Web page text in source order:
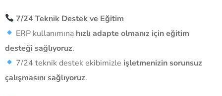
7/24 Teknik Destek ve Eğitim
ERP kullanımına hızlı adapte olmanız için eğitim
desteği sağlıyoruz.
7/24 teknik destek ekibimizle işletmenizin sorunsuz
çalışmasını sağlıyoruz.